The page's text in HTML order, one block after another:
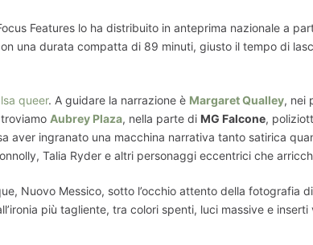
Features lo ha distribuito in anteprima nazionale a
una durata compatta di 89 minuti, giusto il tempo di
queer. A guidare la narrazione è Margaret Qualley, nei
Aubrey Plaza, nella parte di MG Falcone,
aver ingranato una macchina narrativa tanto satirica
Talia Ryder e altri personaggi eccentrici che
Nuovo Messico, sotto l’occhio attento della fotografia
più tagliente, tra colori spenti, luci massive e